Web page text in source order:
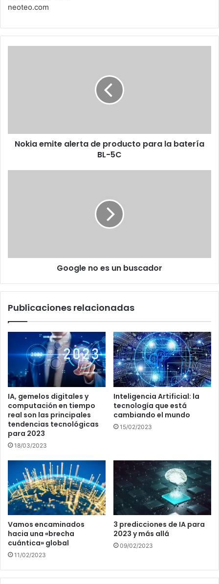
neoteo.com
BL-
5CNokia emite alerta de producto para la batería
BL-5C
Google no es un buscador
Publicaciones relacionadas
IA, gemelos digitales y
computación en tiempo
real son las principales
tendencias tecnológicas
para 2023
18/03/2023
Inteligencia Artificial: la
tecnología que está
cambiando el mundo
15/02/2023
Vamos encaminados
hacia una «brecha
cuántica» global
11/02/2023
3 predicciones de IA para
2023 y más allá
09/02/2023